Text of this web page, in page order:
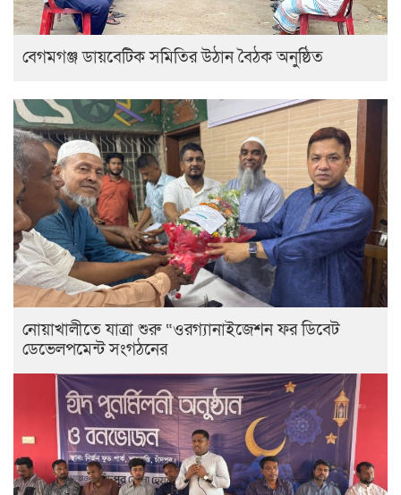
বেগমগঞ্জ ডায়বেটিক সমিতির উঠান বৈঠক অনুষ্ঠিত
নোয়াখালীতে যাত্রা শুরু “ওরগ্যানাইজেশন ফর ডিবেট
ডেভেলপমেন্ট সংগঠনের